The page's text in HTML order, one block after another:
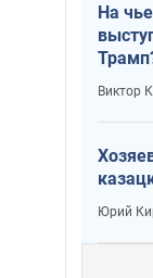
На
Виктор
Юрий